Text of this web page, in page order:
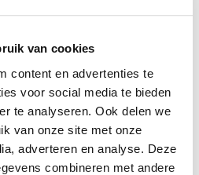
van cookies
content en advertenties te
voor social media te bieden
te analyseren. Ook delen we
van onze site met onze
adverteren en analyse. Deze
combineren met andere
met gespreide armen bij me
na 7 minuten even te
terug. Ik vertelde dat
aan konden doen, want
zwaar. En weer vlogen
armen gespreid.